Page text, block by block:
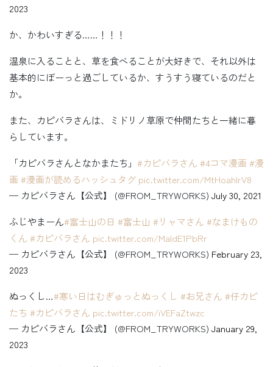
2023
か、かわいすぎる……！！！
温泉に入ることと、草を食べることが大好きで、それ以外は
基本的にぼーっと過ごしているか、すうすう寝ているのだと
か。
また、カピバラさんは、ミドリノ草原で仲間たちと一緒に暮
らしています。
「カピバラさんとなかまたち」 #カピバラさん #4コマ漫画 #漫
画 #漫画が読めるハッシュタグ pic.twitter.com/MtHoahIrV8
— カピバラさん【公式】 (@FROM_TRYWORKS) July 30, 2021
ふじやまーん#富士山の日 #富士山 #リャマさん #なまけもの
くん #カピバラさん pic.twitter.com/MaldE1PbRr
— カピバラさん【公式】 (@FROM_TRYWORKS) February 23,
2023
ぬっくし…#寒い日はむぎゅっとぬっくし #お兄さん #仔カピ
たち #カピバラさん pic.twitter.com/iVEFaZtwzc
— カピバラさん【公式】 (@FROM_TRYWORKS) January 29,
2023